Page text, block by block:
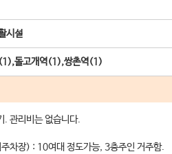
시설
돌고개역(1),쌍촌역(1)
. 관리비는 없습니다.
차장) : 10여대 정도가능, 3층주인 거주함.